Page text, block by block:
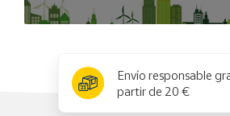
Envío responsable
partir de 20 €